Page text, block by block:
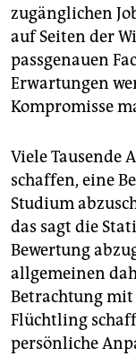
zugänglichen
auf Seiten der
passgenauen
Erwartungen
Kompromisse
Viele Tausende
schaffen, eine
Studium
das sagt die
Bewertung
allgemeinen
Betrachtung mit
Flüchtling
persönliche